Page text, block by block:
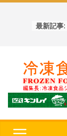
Skip
最新記事: